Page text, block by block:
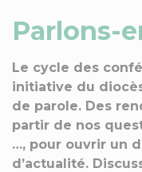
Parlons-
Le cycle des
initiative du
de parole. Des
partir de nos
…, pour ouvrir un
d’actualité.